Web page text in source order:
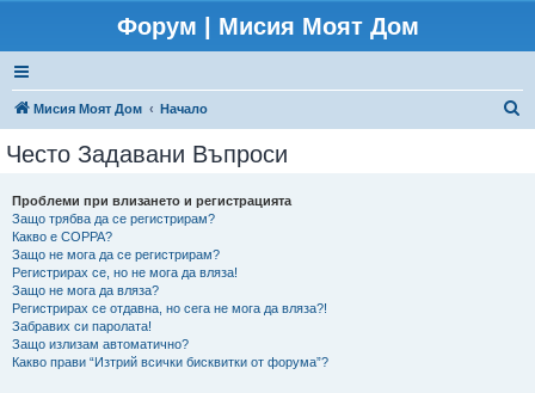
Форум | Мисия Моят Дом
Мисия Моят Дом Начало
Често Задавани Въпроси
Проблеми при влизането и регистрацията
Защо трябва да се регистрирам?
Какво е COPPA?
Защо не мога да се регистрирам?
Регистрирах се, но не мога да вляза!
Защо не мога да вляза?
Регистрирах се отдавна, но сега не мога да вляза?!
Забравих си паролата!
Защо излизам автоматично?
Какво прави “Изтрий всички бисквитки от форума”?